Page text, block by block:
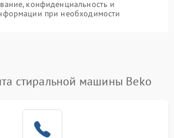
конфиденциальность и
при необходимости
стиральной машины Beko